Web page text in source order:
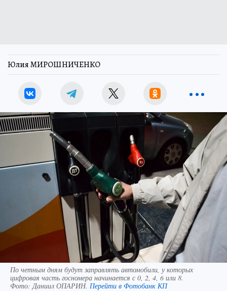
Юлия МИРОШНИЧЕНКО
По четным дням будут заправлять автомобили, у которых
цифровая часть госномера начинается с 0, 2, 4, 6 или 8.
Фото: Даниил ОПАРИН. Перейти в Фотобанк КП